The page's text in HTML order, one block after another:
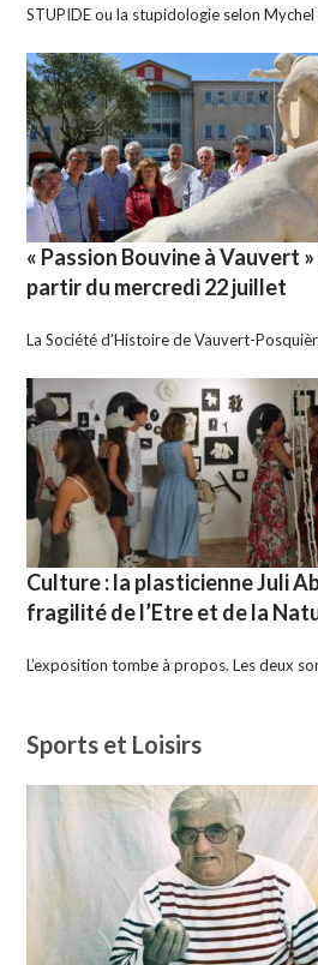
STUPIDE ou la stupidologie selon
« Passion Bouvine à Vauvert
partir du mercredi 22 juillet
La Société d’Histoire de Vauvert-
Culture : la plasticienne Juli
fragilité de l’Etre et de la
L’exposition tombe à propos. Les deux
Sports et Loisirs